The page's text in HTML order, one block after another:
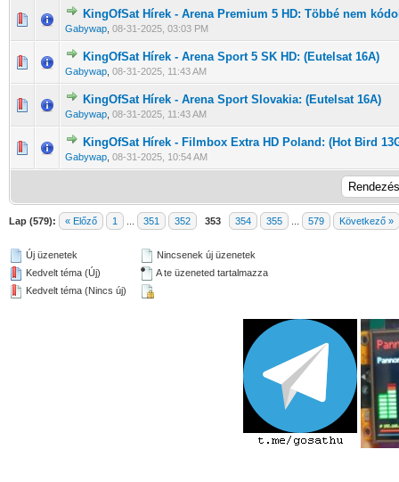
KingOfSat Hírek - Arena Premium 5 HD: Többé nem
Gabywap 08-31-2025, 03:03 PM
0 Szavazat - 0 / 5 átlagban
1234 5
KingOfSat Hírek - Arena Sport 5 SK HD: (Eutelsat 16A)
Gabywap 08-31-2025, 11:43 AM
0 Szavazat - 0 / 5 átlagban
12345
KingOfSat Hírek - Arena Sport Slovakia: (Eutelsat 16A)
Gabywap 08-31-2025, 11:43 AM
0 Szavazat - 0 / 5 átlagban
12345
KingOfSat Hírek - Filmbox Extra HD Poland: (Hot Bird
Gabywap 08-31-2025, 10:54 AM
0 Szavazat - 0 / 5 átlagban
12345
Lap (579): « Előző 1 351 352 353 354 355 579 Következő »
Új üzenetek
Kedvelt téma (Új)
Kedvelt téma (Nincs új)
Nincsenek új üzenetek
A te üzeneted tartalmazza